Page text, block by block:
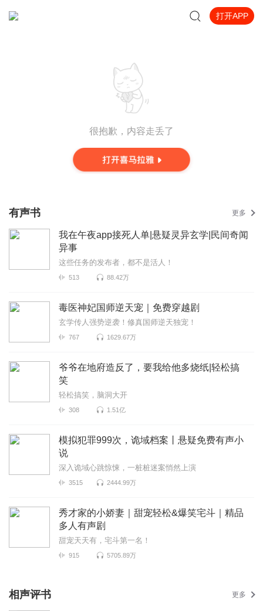
打开APP
很抱歉，内容走丢了
有声书 更多
我在午夜app接死人单|悬疑灵异玄学|民间奇闻
异事
这些任务的发布者，都不是活人！
513 88.42万
毒医神妃国师逆天宠｜免费穿越剧
玄学传人强势逆袭！修真国师逆天独宠！
767 1629.67万
爷爷在地府造反了，要我给他多烧纸|轻松搞
笑
轻松搞笑，脑洞大开
308 1.51亿
模拟犯罪999次，诡域档案丨悬疑免费有声小
说
深入诡域心跳惊悚，一桩桩迷案悄然上演
3515 2444.99万
秀才家的小娇妻｜甜宠轻松&爆笑宅斗｜精品
多人有声剧
甜宠天天有，宅斗第一名！
915 5705.89万
相声评书 更多